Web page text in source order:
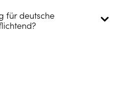
für deutsche